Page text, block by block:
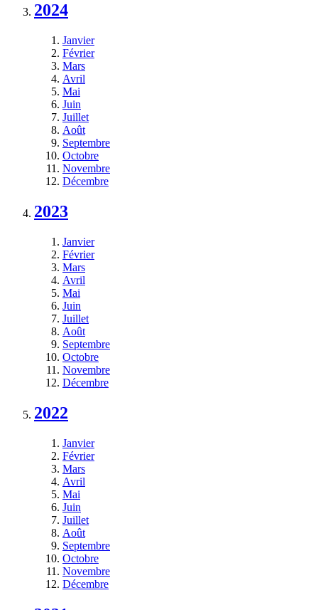
2024
Janvier
Février
Mars
Avril
Mai
Juin
Juillet
Août
Septembre
Octobre
Novembre
Décembre
2023
Janvier
Février
Mars
Avril
Mai
Juin
Juillet
Août
Septembre
Octobre
Novembre
Décembre
2022
Janvier
Février
Mars
Avril
Mai
Juin
Juillet
Août
Septembre
Octobre
Novembre
Décembre